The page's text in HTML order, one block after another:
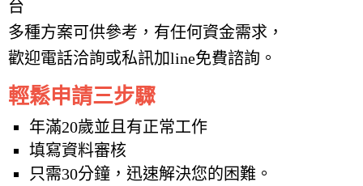
台
多種方案可供參考，有任何資金需求，
歡迎電話洽詢或私訊加line免費諮詢。
輕鬆申請三步驟
年滿20歲並且有正常工作
填寫資料審核
只需30分鐘，迅速解決您的困難。